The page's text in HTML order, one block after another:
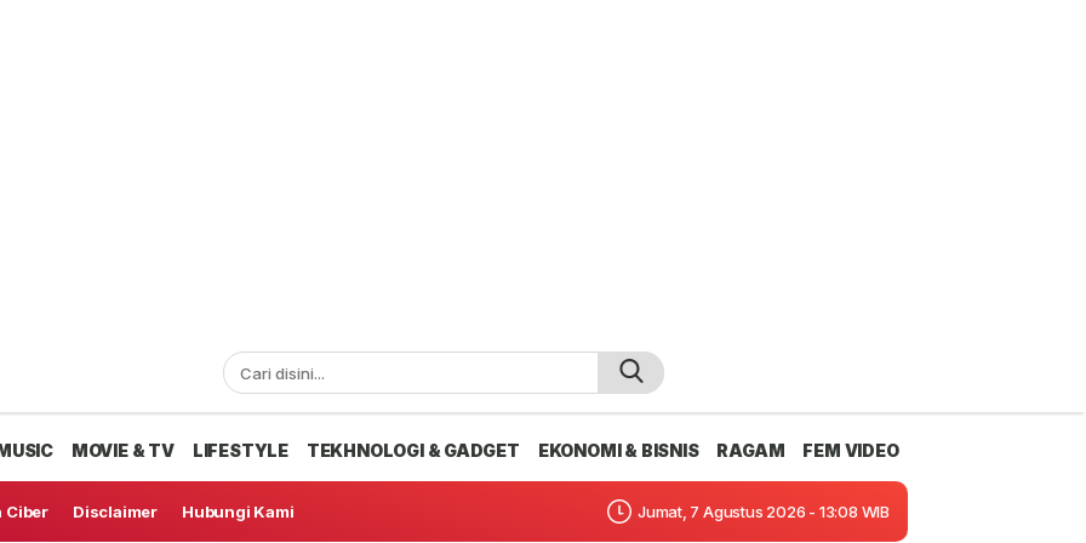
MOVIE & TV LIFESTYLE TEKHNOLOGI & GADGET EKONOMI & BISNIS RAGAM FEM VIDEO
Ciber Disclaimer Hubungi Kami Jumat, 7 Agustus 2026 - 13:08 WIB